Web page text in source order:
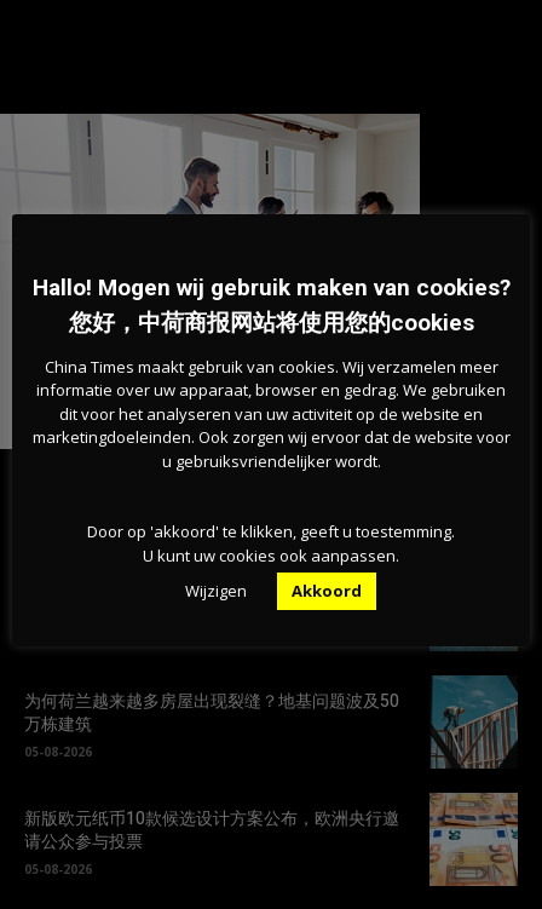
荷兰天然泳区水质恶化，超百处游泳地点发布健康
为何荷兰越来越多房屋出现裂缝？地基问题波及50
万栋建筑
05-08-2026
新版欧元纸币10款候选设计方案公布，欧洲央行邀
请公众参与投票
05-08-2026
Hallo! Mogen wij gebruik maken van cookies?
您好，中荷商报网站将使用您的cookies
China Times maakt gebruik van cookies. Wij verzamelen meer
informatie over uw apparaat, browser en gedrag. We gebruiken
dit voor het analyseren van uw activiteit op de website en
marketingdoeleinden. Ook zorgen wij ervoor dat de website voor
u gebruiksvriendelijker wordt.
Door op 'akkoord' te klikken, geeft u toestemming.
U kunt uw cookies ook aanpassen.
Wijzigen
Akkoord